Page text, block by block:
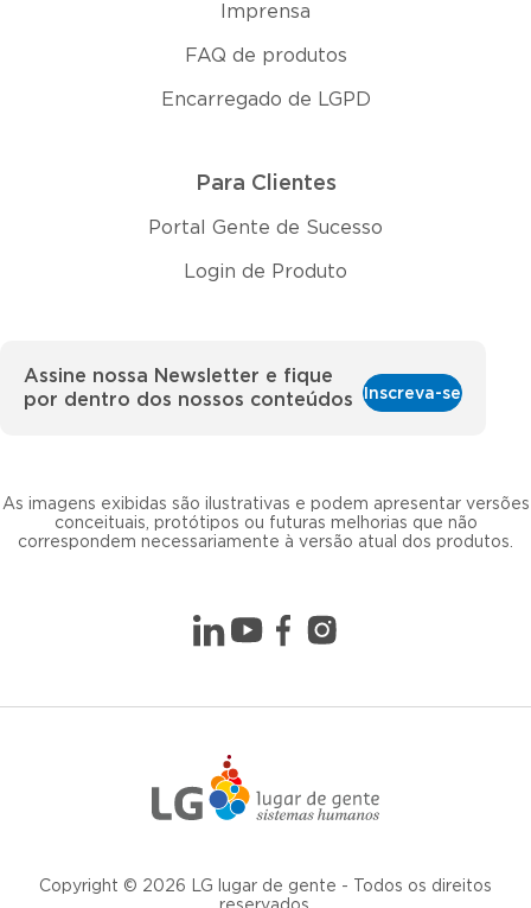
Imprensa
FAQ de produtos
Encarregado de LGPD
Para Clientes
Portal Gente de Sucesso
Login de Produto
As imagens exibidas são ilustrativas e podem apresentar versões
conceituais, protótipos ou futuras melhorias que não
correspondem necessariamente à versão atual dos produtos.
Assine nossa Newsletter e fique
por dentro dos nossos conteúdos
Inscreva-se
Copyright © 2026 LG lugar de gente - Todos os direitos